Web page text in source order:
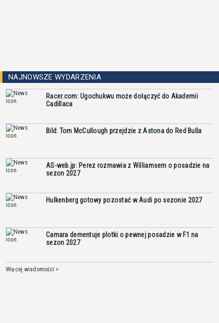
NAJNOWSZE WYDARZENIA
Racer.com: Ugochukwu może dołączyć do Akademii
Cadillaca
Bild: Tom McCullough przejdzie z Astona do Red Bulla
AS-web.jp: Perez rozmawia z Williamsem o posadzie na
sezon 2027
Hulkenberg gotowy pozostać w Audi po sezonie 2027
Camara dementuje plotki o pewnej posadzie w F1 na
sezon 2027
Więcej wiadomości >